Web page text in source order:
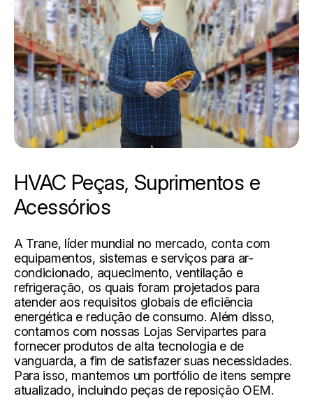
HVAC Peças, Suprimentos e
Acessórios
A Trane, líder mundial no mercado, conta com
equipamentos, sistemas e serviços para ar-
condicionado, aquecimento, ventilação e
refrigeração, os quais foram projetados para
atender aos requisitos globais de eficiência
energética e redução de consumo. Além disso,
contamos com nossas Lojas Servipartes para
fornecer produtos de alta tecnologia e de
vanguarda, a fim de satisfazer suas necessidades.
Para isso, mantemos um portfólio de itens sempre
atualizado, incluindo peças de reposição OEM.